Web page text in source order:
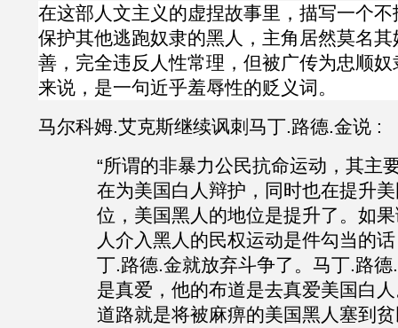
在这部人文主义的虚捏故事里，描写一个
保护其他逃跑奴隶的黑人，主角居然莫名
善，完全违反人性常理，但被广传为忠顺
来说，是一句近乎羞辱性的贬义词。
马尔科姆.艾克斯继续讽刺 马丁.路德.金说 :
“所谓的非暴力公民抗命运动，其主
在为美国白人辩护，同时也在提升
位，美国黑人的地位是提升了。如
人介入黑人的民权运动是件勾当的
丁.路德.金就放弃斗争了。马丁.路
是真爱，他的布道是去真爱美国白
道路就是将被麻痹的美国黑人塞到